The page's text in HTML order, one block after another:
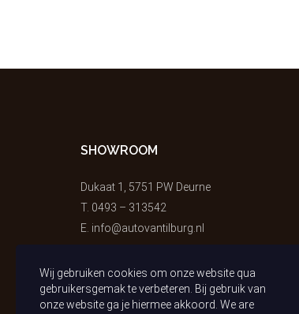
SHOWROOM
Dukaat 1, 5751 PW Deurne
T. 0493 – 313542
E. info@autovantilburg.nl
Wij gebruiken cookies om onze website qua
gebruikersgemak te verbeteren. Bij gebruik van
onze website ga je hiermee akkoord. We are